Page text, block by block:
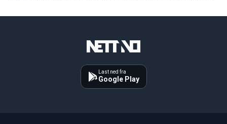
Last ned fra
Google Play